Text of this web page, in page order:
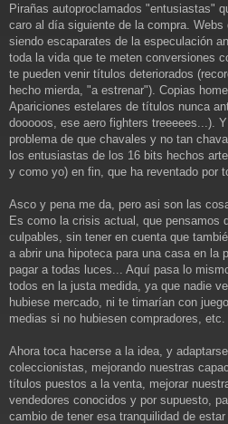
Pirañas autoproclamados "entusiastas"
caro al día siguiente de la compra.
siendo escaparates de la especulación
toda la vida que te meten conversiones
te pueden venir títulos deteriorados
hecho mierda, "a estrenar"). Copias
Apariciones estelares de títulos nunca
dooooos, ese aero fighters treeeees...).
problema de que chavales y no tan
los entusiastas de los 16 bits hechos
y como yo) en fin, que ha reventado por
Asco y pena me da, pero asi son las
Es como la crisis actual, que pensamos
culpables, sin tener en cuenta que
a abrir una hipoteca para una casa en la
pagar a todas luces... Aquí pasa lo
todos en la justa medida, ya que nadie
hubiese mercado, ni te timarían con
medias si no hubiesen compradores, etc.
Ahora toca hacerse a la idea, y
coleccionistas, mejorando nuestras
títulos puestos a la venta, mejorar
vendedores conocidos y por supuesto,
cambio de tener esa tranquilidad de